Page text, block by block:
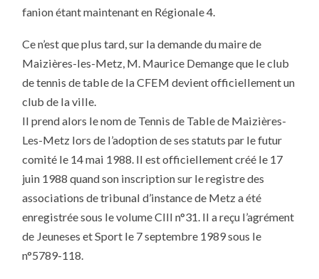
fanion étant maintenant en Régionale 4.
Ce n’est que plus tard, sur la demande du maire de
Maizières-les-Metz, M. Maurice Demange que le club
de tennis de table de la CFEM devient officiellement un
club de la ville.
Il prend alors le nom de Tennis de Table de Maizières-
Les-Metz lors de l’adoption de ses statuts par le futur
comité le 14 mai 1988. Il est officiellement créé le 17
juin 1988 quand son inscription sur le registre des
associations de tribunal d’instance de Metz a été
enregistrée sous le volume CIII n°31. Il a reçu l’agrément
de Jeuneses et Sport le 7 septembre 1989 sous le
n°5789-118.